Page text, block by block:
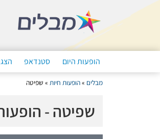
הופעות היום סטנדאפ
מבלים »הופעות חיות » שפיטה
שפיטה - הופעות